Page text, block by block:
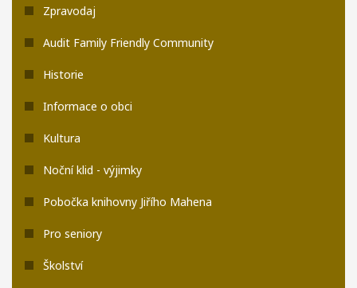
Zpravodaj
Audit Family Friendly Community
Historie
Informace o obci
Kultura
Noční klid - výjimky
Pobočka knihovny Jiřího Mahena
Pro seniory
Školství